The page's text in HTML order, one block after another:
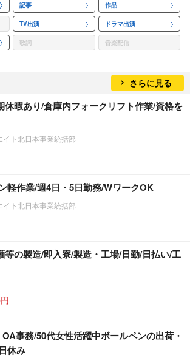
記事 作品
TV出演 ドラマ出演
歌詞 音楽配信
さらに見る
休暇あり/倉庫内フォークリフト作業/資格を
ト北日本事業統括部
軽作業/週4日・5日勤務/WワークOK
ト北日本事業統括部
等の製造/即入寮/製造・工場/日勤/日払い/工
事務/50代女性活躍中ボールペンの出荷・
休み